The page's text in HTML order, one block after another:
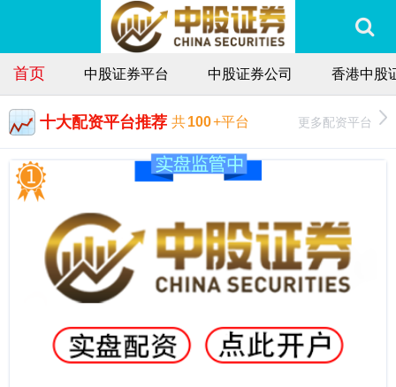
首页 中股证券平台 中股证券公司 香港中股
十大配资平台推荐 共100+平台 更多配资平台